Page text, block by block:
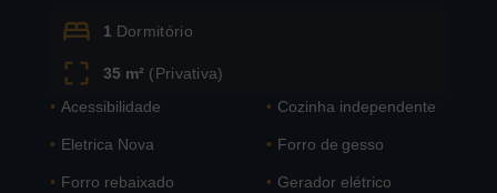
1 Dormitório
35 m² (Privativa)
• Acessibilidade • Cozinha independente
• Eletrica Nova • Forro de gesso
• Forro rebaixado • Gerador elétrico